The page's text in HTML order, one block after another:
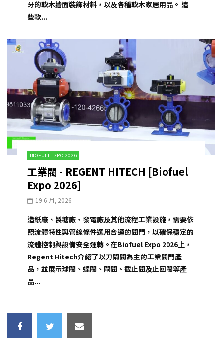
牙的軟木牆面裝飾材料，以及各種軟木家居用品。 這
些軟...
BIOFUEL EXPO 2026
工業閥 - REGENT HITECH [Biofuel
Expo 2026]
19 6 月, 2026
造紙廠、製糖廠、發電廠及其他流程工業設施，需要依
照流體特性與管線條件選用合適的閥門，以確保穩定的
流體控制與設備安全運轉。在Biofuel Expo 2026上，
Regent Hitech介紹了以刀閘閥為主的工業閥門產
品，並展示球閥、蝶閥、閘閥、截止閥及止回閥等產
品...